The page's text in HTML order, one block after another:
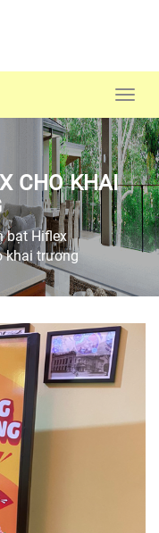
CHO KHAI
bạt Hiflex
khai trương